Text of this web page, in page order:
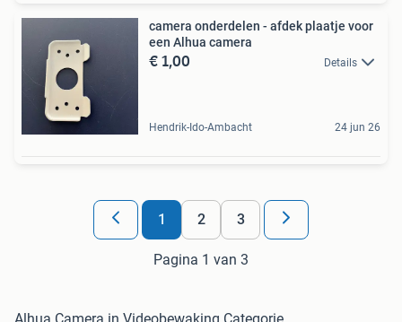
camera onderdelen - afdek plaatje voor
een Alhua camera
€ 1,00 Details
Hendrik-Ido-Ambacht 24 jun 26
1 2 3
Pagina 1 van 3